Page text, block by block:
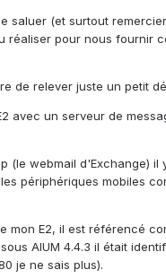
saluer (et surtout
réaliser pour nous fournir
de relever juste un petit
avec un serveur de
(le webmail d'Exchange) il
périphériques mobiles
mon E2, il est référencé
AIUM 4.4.3 il était
je ne sais plus).